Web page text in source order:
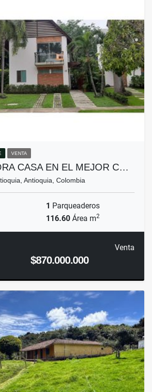
VENTA
CASA EN EL MEJOR C…
Antioquia, Colombia
1 Parqueaderos
116.60 Área m2
Venta
$870.000.000